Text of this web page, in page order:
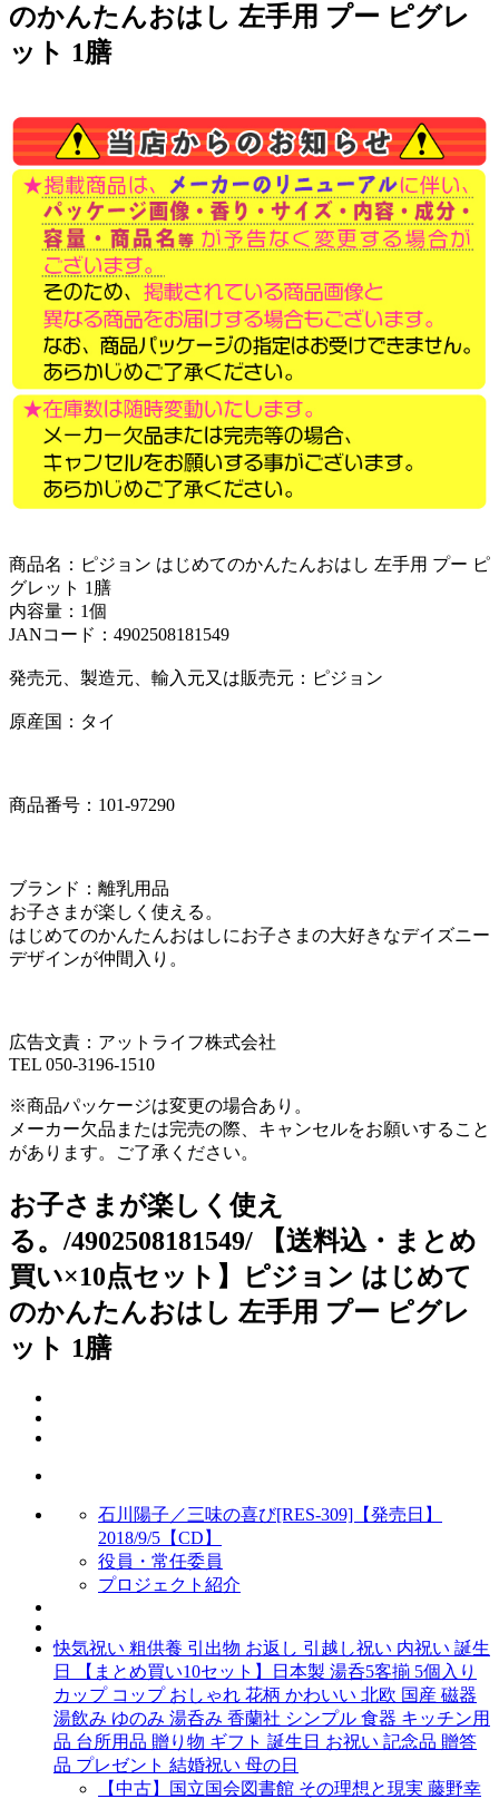
のかんたんおはし 左手用 プー ピグレ
ット 1膳
商品名：ピジョン はじめてのかんたんおはし 左手用 プー ピ
グレット 1膳
内容量：1個
JANコード：4902508181549
発売元、製造元、輸入元又は販売元：ピジョン
原産国：タイ
商品番号：101-97290
ブランド：離乳用品
お子さまが楽しく使える。
はじめてのかんたんおはしにお子さまの大好きなデイズニー
デザインが仲間入り。
広告文責：アットライフ株式会社
TEL 050-3196-1510
※商品パッケージは変更の場合あり。
メーカー欠品または完売の際、キャンセルをお願いすること
があります。ご了承ください。
お子さまが楽しく使え
る。/4902508181549/ 【送料込・まとめ
買い×10点セット】ピジョン はじめて
のかんたんおはし 左手用 プー ピグレ
ット 1膳
石川陽子／三味の喜び[RES-309]【発売日】
2018/9/5【CD】
役員・常任委員
プロジェクト紹介
快気祝い 粗供養 引出物 お返し 引越し祝い 内祝い 誕生
日 【まとめ買い10セット】日本製 湯呑5客揃 5個入り
カップ コップ おしゃれ 花柄 かわいい 北欧 国産 磁器
湯飲み ゆのみ 湯呑み 香蘭社 シンプル 食器 キッチン用
品 台所用品 贈り物 ギフト 誕生日 お祝い 記念品 贈答
品 プレゼント 結婚祝い 母の日
【中古】国立国会図書館 その理想と現実 藤野幸